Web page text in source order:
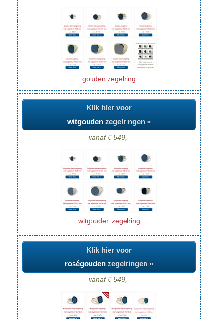
gouden zegelring
Klik hier voor
witgouden zegelringen »
vanaf € 549,-
witgouden zegelring
Klik hier voor
roségouden zegelringen »
vanaf € 549,-